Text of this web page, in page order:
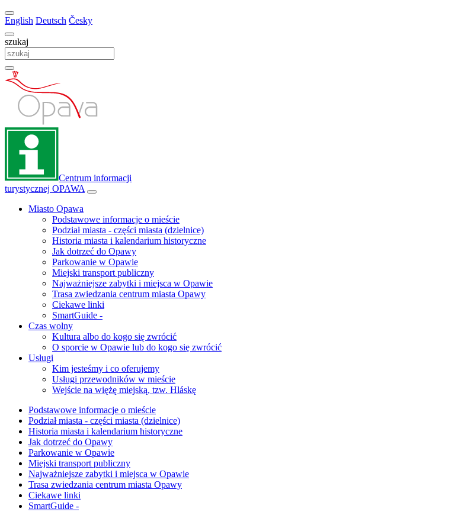
English Deutsch Česky
szukaj
Centrum informacji
turystycznej OPAWA
Miasto Opawa
Podstawowe informacje o mieście
Podział miasta - części miasta (dzielnice)
Historia miasta i kalendarium historyczne
Jak dotrzeć do Opawy
Parkowanie w Opawie
Miejski transport publiczny
Najważniejsze zabytki i miejsca w Opawie
Trasa zwiedzania centrum miasta Opawy
Ciekawe linki
SmartGuide -
Czas wolny
Kultura albo do kogo się zwrócić
O sporcie w Opawie lub do kogo się zwrócić
Usługi
Kim jesteśmy i co oferujemy
Usługi przewodników w mieście
Wejście na więżę miejską, tzw. Hláskę
Podstawowe informacje o mieście
Podział miasta - części miasta (dzielnice)
Historia miasta i kalendarium historyczne
Jak dotrzeć do Opawy
Parkowanie w Opawie
Miejski transport publiczny
Najważniejsze zabytki i miejsca w Opawie
Trasa zwiedzania centrum miasta Opawy
Ciekawe linki
SmartGuide -